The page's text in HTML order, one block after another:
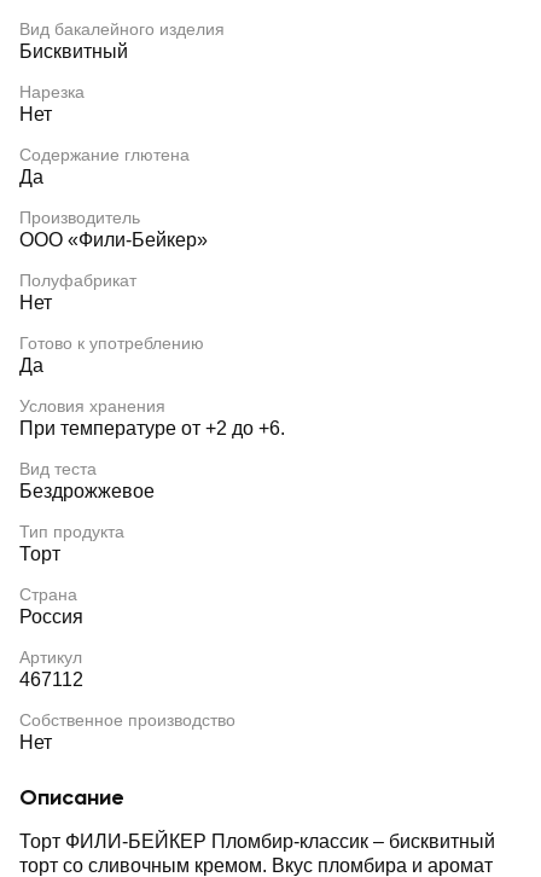
Вид бакалейного изделия
Бисквитный
Нарезка
Нет
Содержание глютена
Да
Производитель
ООО «Фили-Бейкер»
Полуфабрикат
Нет
Готово к употреблению
Да
Условия хранения
При температуре от +2 до +6.
Вид теста
Бездрожжевое
Тип продукта
Торт
Страна
Россия
Артикул
467112
Собственное производство
Нет
Описание
Торт ФИЛИ-БЕЙКЕР Пломбир-классик – бисквитный
торт со сливочным кремом. Вкус пломбира и аромат